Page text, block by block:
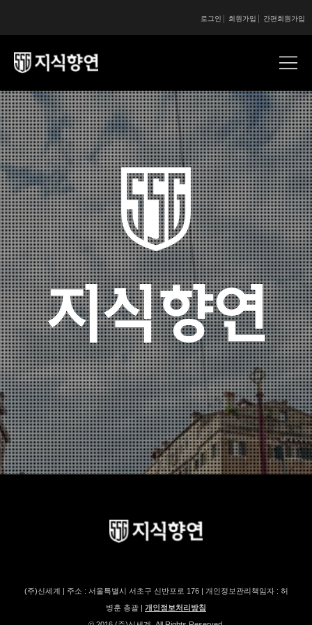
간편회원가입
회원가입
로그인
콘텐츠 시작
(주)신세계 | 주소 : 서울특별시 서초구 신반포로 176 | 개인정보관리책임자 : 허
병훈 총괄 | 개인정보처리방침